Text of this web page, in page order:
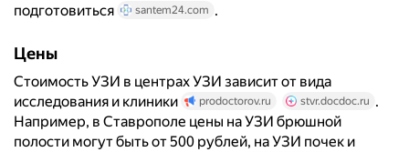
подготовиться
santem24.com .
Цены
Стоимость УЗИ в центрах УЗИ зависит от вида
исследования и клиники
prodoctorov.ru stvr.docdoc.ru .
Например, в Ставрополе цены на УЗИ брюшной
полости могут быть от 500 рублей, на УЗИ почек и